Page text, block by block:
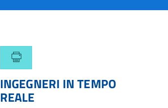
INGEGNERI IN TEMPO
REALE